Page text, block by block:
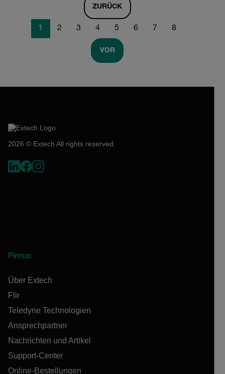
ZURÜCK
1 2 3 4 5 6 7 8
VOR
2026 © Extech All rights reserved.
Firma:
Über Extech
Flir
Teledyne Technologien
Ansprechpartner
Nachrichten und Artikel
Support-Center
Online-Bestellungen